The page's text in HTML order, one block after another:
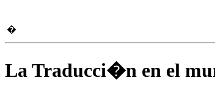
�
La Traducci�n en el